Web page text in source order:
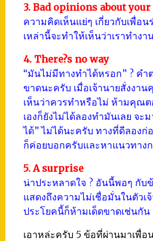
3. Bad opinions about
ความคิดเห็นแย่ๆ เกี่ยวกับเพื่อ
เหล่านี้จะทำให้เห็นว่าเราทำง
4. There?s no way
“มันไม่มีทางทำได้หรอก” ? ค
ขาดนะครับ เมื่อเจ้านายสั่งงา
เห็นว่าควรทำหรือไม่ ห้ามคุณ
เองก็ยังไม่ได้ลองทำมันเลย จะ
ได้” ไม่ได้นะครับ ทางที่ดีลองก่
ก็ค่อยบอกครับและหาแนวทาง
5. A surprise
น่าประหลาดใจ ? อันนี้พอๆ กับ
แสดงถึงความไม่เชื่อมั่นในตัว
ประโยคนี้ก็ห้ามเด็ดขาดเช่นกัน
เอาหล่ะครับ 5 ข้อที่ผ่านมาเพื่อ